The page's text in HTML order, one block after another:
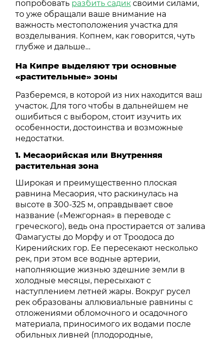
попробовать разбить садик своими силами,
то уже обращали ваше внимание на
важность местоположения участка для
возделывания. Копнем, как говорится, чуть
глубже и дальше…
На Кипре выделяют три основные
«растительные» зоны
Разберемся, в которой из них находится ваш
участок. Для того чтобы в дальнейшем не
ошибиться с выбором, стоит изучить их
особенности, достоинства и возможные
недостатки.
1. Месаорийская или Внутренняя
растительная зона
Широкая и преимущественно плоская
равнина Месаория, что раскинулась на
высоте в 300-325 м, оправдывает свое
название («Межгорная» в переводе с
греческого), ведь она простирается от залива
Фамагусты до Морфу и от Троодоса до
Киренийских гор. Ее пересекают несколько
рек, при этом все водные артерии,
наполняющие жизнью здешние земли в
холодные месяцы, пересыхают с
наступлением летней жары. Вокруг русел
рек образованы аллювиальные равнины с
отложениями обломочного и осадочного
материала, приносимого их водами после
обильных ливней (плодородные,